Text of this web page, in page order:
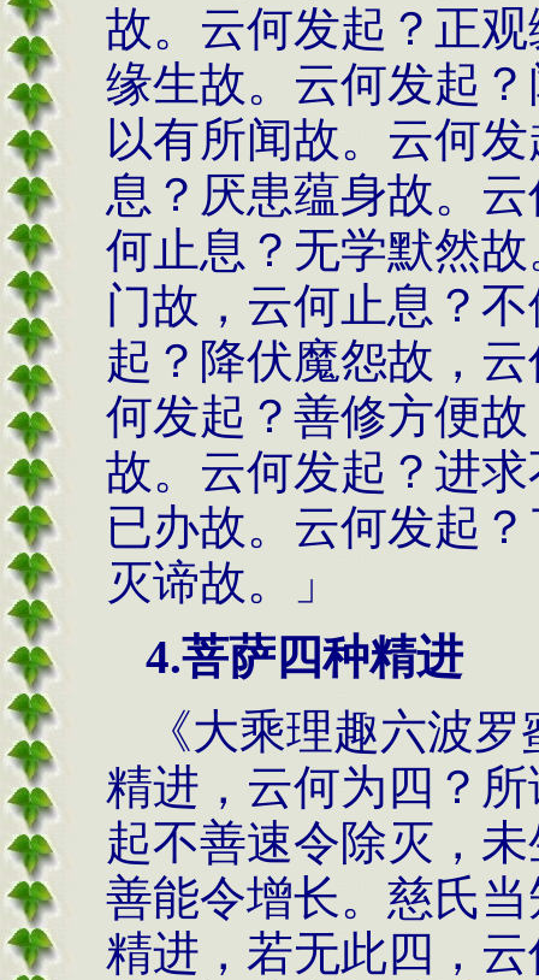
故。云何发起？正
缘生故。云何发起
以有所闻故。云何
息？厌患蕴身故。
何止息？无学默然
门故，云何止息？
起？降伏魔怨故，
何发起？善修方便
故。云何发起？进
已办故。云何发起
灭谛故。」
4.菩萨四种精进
《大乘理趣六波
精进，云何为四？
起不善速令除灭，
善能令增长。慈氏
精进，若无此四，